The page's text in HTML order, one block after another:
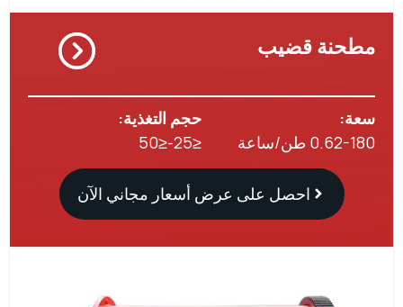
قضيب
طن/ساعة
حجم التغذية:
≤25-≤50
احصل على عرض أسعار مجاني الآن